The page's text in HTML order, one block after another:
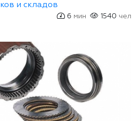
и складов
6 мин 1540 чел